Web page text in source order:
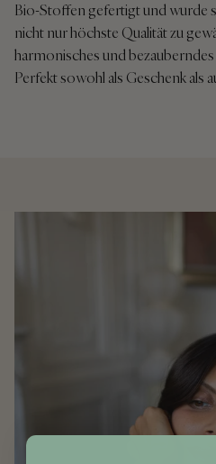
Bio-Stoffen gefertigt und wurde
nicht nur höchste Qualität zu
harmonisches und
Perfekt sowohl als Geschenk als